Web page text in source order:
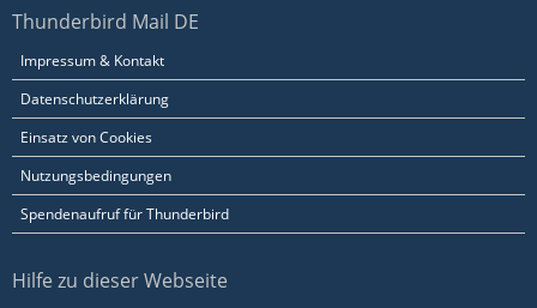
Thunderbird Mail DE
Impressum & Kontakt
Datenschutzerklärung
Einsatz von Cookies
Nutzungsbedingungen
Spendenaufruf für Thunderbird
Hilfe zu dieser Webseite